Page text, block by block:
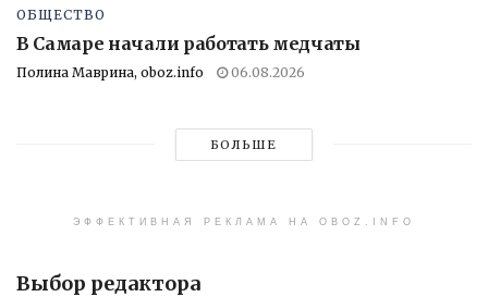
ОБЩЕСТВО
В Самаре начали работать медчаты
Полина Маврина, oboz.info 06.08.2026
БОЛЬШЕ
ЭФФЕКТИВНАЯ РЕКЛАМА НА OBOZ.INFO
Выбор редактора